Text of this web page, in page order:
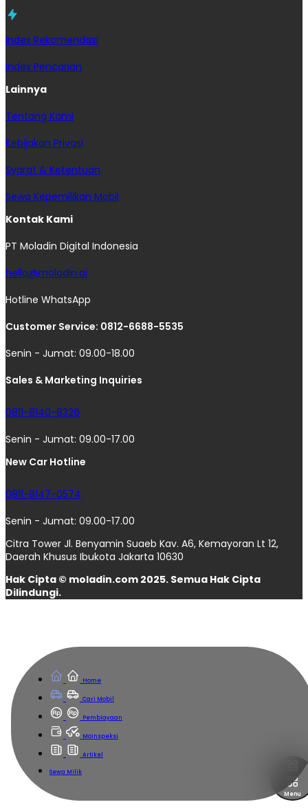
Home
Cari Mobil
Pembiayaan
MoInspeksi
Artikel
Sewa Milik
Index Rekomendasi
Index Pencarian
Lainnya
Tentang Kami
Kebijakan Privasi
Syarat & Ketentuan
Sewa Kepemilikan Mobil
Kontak Kami
PT Moladin Digital Indonesia
hello@moladin.ai
Hotline WhatsApp
Customer Service: 0812-6688-5535
Senin - Jumat: 09.00-18.00
Sales & Marketing Inquiries
0811-8140-8326
Senin - Jumat: 09.00-17.00
New Car Hotline
0811-8147-0574
Senin - Jumat: 09.00-17.00
Citra Tower Jl. Benyamin Suaeb Kav. A6, Kemayoran Lt 12,
Daerah Khusus Ibukota Jakarta 10630
Hak Cipta © moladin.com 2025. Semua Hak Cipta
Dilindungi.